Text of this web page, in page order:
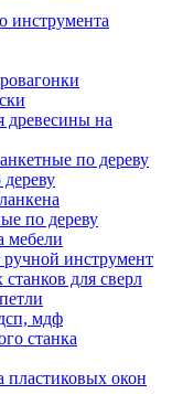
инструмента
древесины на
по дереву
по дереву
мебели
инструмент
для сверл
мдф
станка
пластиковых окон